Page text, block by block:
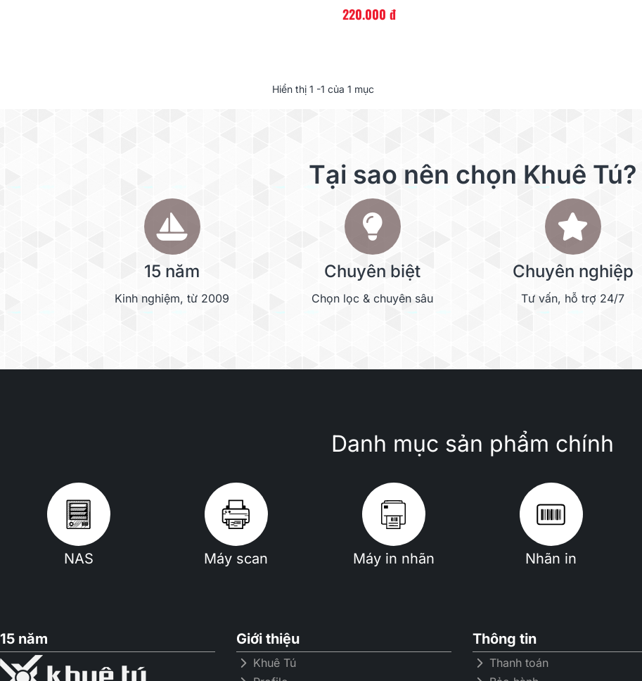
220.000 đ
Hiển thị 1 -1 của 1 mục
Tại sao nên chọn Khuê Tú?
15 năm
Kinh nghiệm, từ 2009
Chuyên biệt
Chọn lọc & chuyên sâu
Chuyên nghiệp
Tư vấn, hỗ trợ 24/7
Danh mục sản phẩm chính
NAS Máy scan Máy in nhãn Nhãn in
15 năm Giới thiệu
Khuê Tú
Thông tin
Thanh toán